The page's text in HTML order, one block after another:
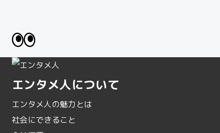
エンタメ人について
エンタメ人の魅力とは
社会にできること